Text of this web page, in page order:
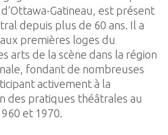
Gatineau, est présent
depuis plus de 60 ans. Il a
premières loges du
arts de la scène dans la région
fondant de nombreuses
activement à la
des pratiques théâtrales au
et 1970.